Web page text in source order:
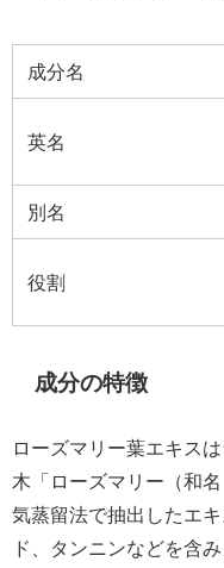
成分名
英名
別名
役割
成分の特徴
ローズマリー葉エキス
木「ローズマリー（和
気蒸留法で抽出したエ
ド、タンニンなどを含み